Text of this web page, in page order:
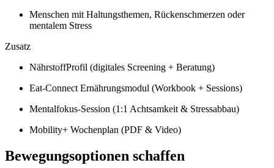
Menschen mit Haltungsthemen, Rückenschmerzen oder
mentalem Stress
Zusatz
NährstoffProfil (digitales Screening + Beratung)
Eat-Connect Ernährungsmodul (Workbook + Sessions)
Mentalfokus-Session (1:1 Achtsamkeit & Stressabbau)
Mobility+ Wochenplan (PDF & Video)
Bewegungsoptionen schaffen